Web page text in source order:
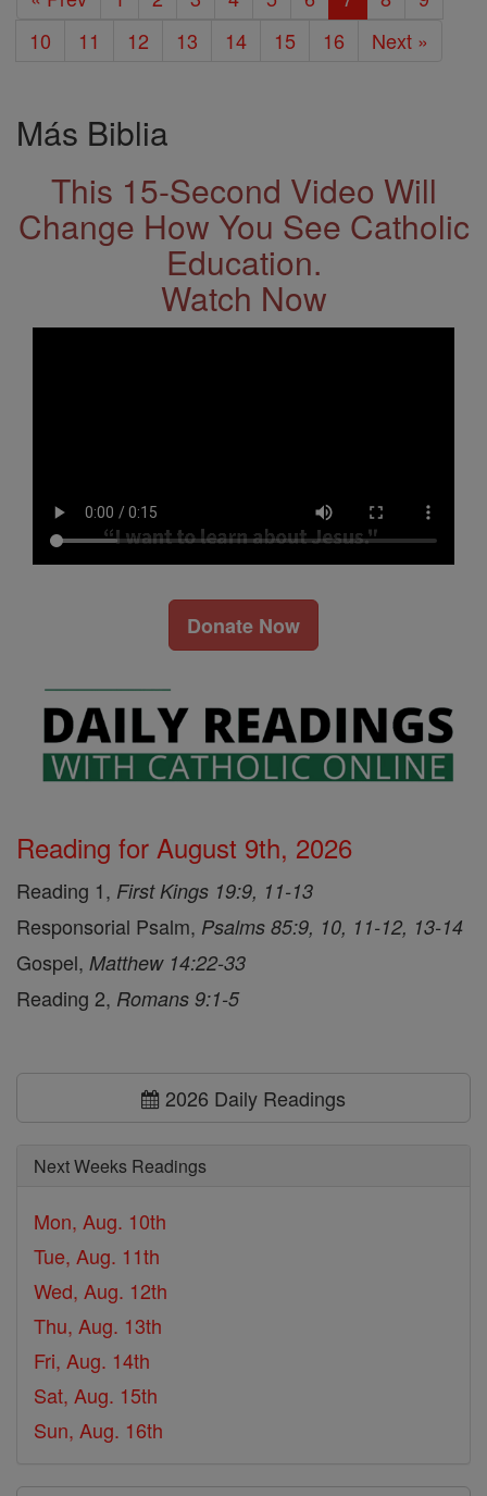
10
11 12 13 14 15 16 Next »
Más Biblia
This 15-Second Video Will
Change How You See Catholic
Education.
Watch Now
Donate Now
Reading for August 9th, 2026
Reading 1, First Kings 19:9, 11-13
Responsorial Psalm, Psalms 85:9, 10, 11-12, 13-14
Gospel, Matthew 14:22-33
Reading 2, Romans 9:1-5
2026 Daily Readings
Next Weeks Readings
Mon, Aug. 10th
Tue, Aug. 11th
Wed, Aug. 12th
Thu, Aug. 13th
Fri, Aug. 14th
Sat, Aug. 15th
Sun, Aug. 16th